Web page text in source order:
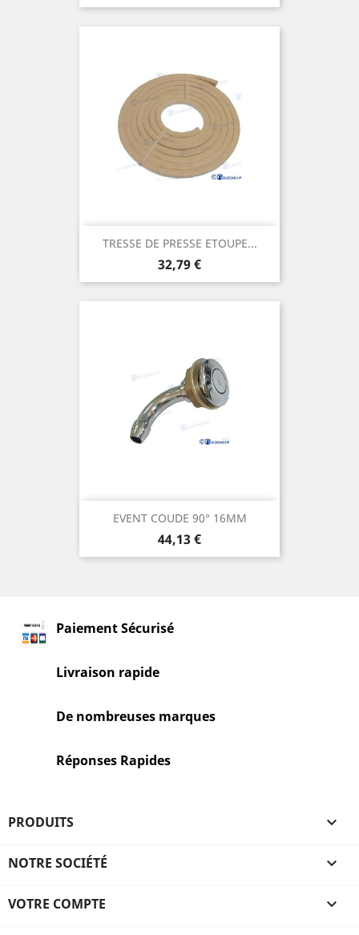
TRESSE DE PRESSE ETOUPE...
Prix
32,79 €
EVENT COUDE 90° 16MM
Prix
44,13 €
Paiement Sécurisé
Livraison rapide
De nombreuses marques
Réponses Rapides
PRODUITS 
NOTRE SOCIÉTÉ 
VOTRE COMPTE 